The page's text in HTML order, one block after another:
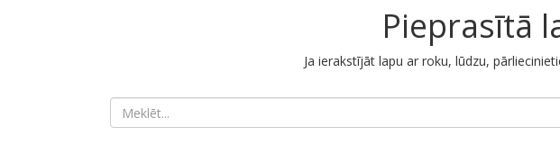
Pieprasītā
Ja ierakstījāt lapu ar roku, lūdzu,